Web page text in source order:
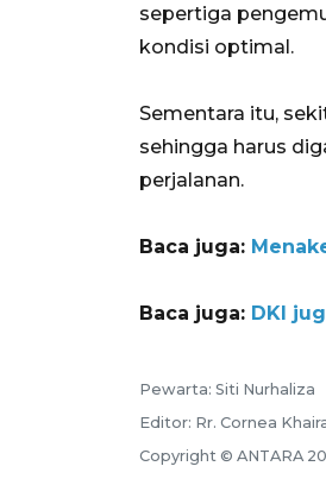
sepertiga
kondisi optimal.
Sementara itu,
sehingga harus
perjalanan.
Baca juga:
Baca juga: DKI
Pewarta: Siti Nurhaliza
Editor: Rr. Cornea
Copyright © ANTARA